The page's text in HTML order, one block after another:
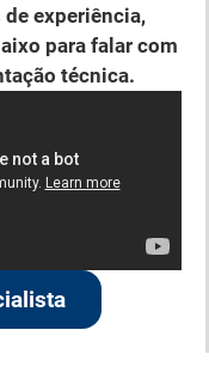
de experiência,
para falar com
técnica.